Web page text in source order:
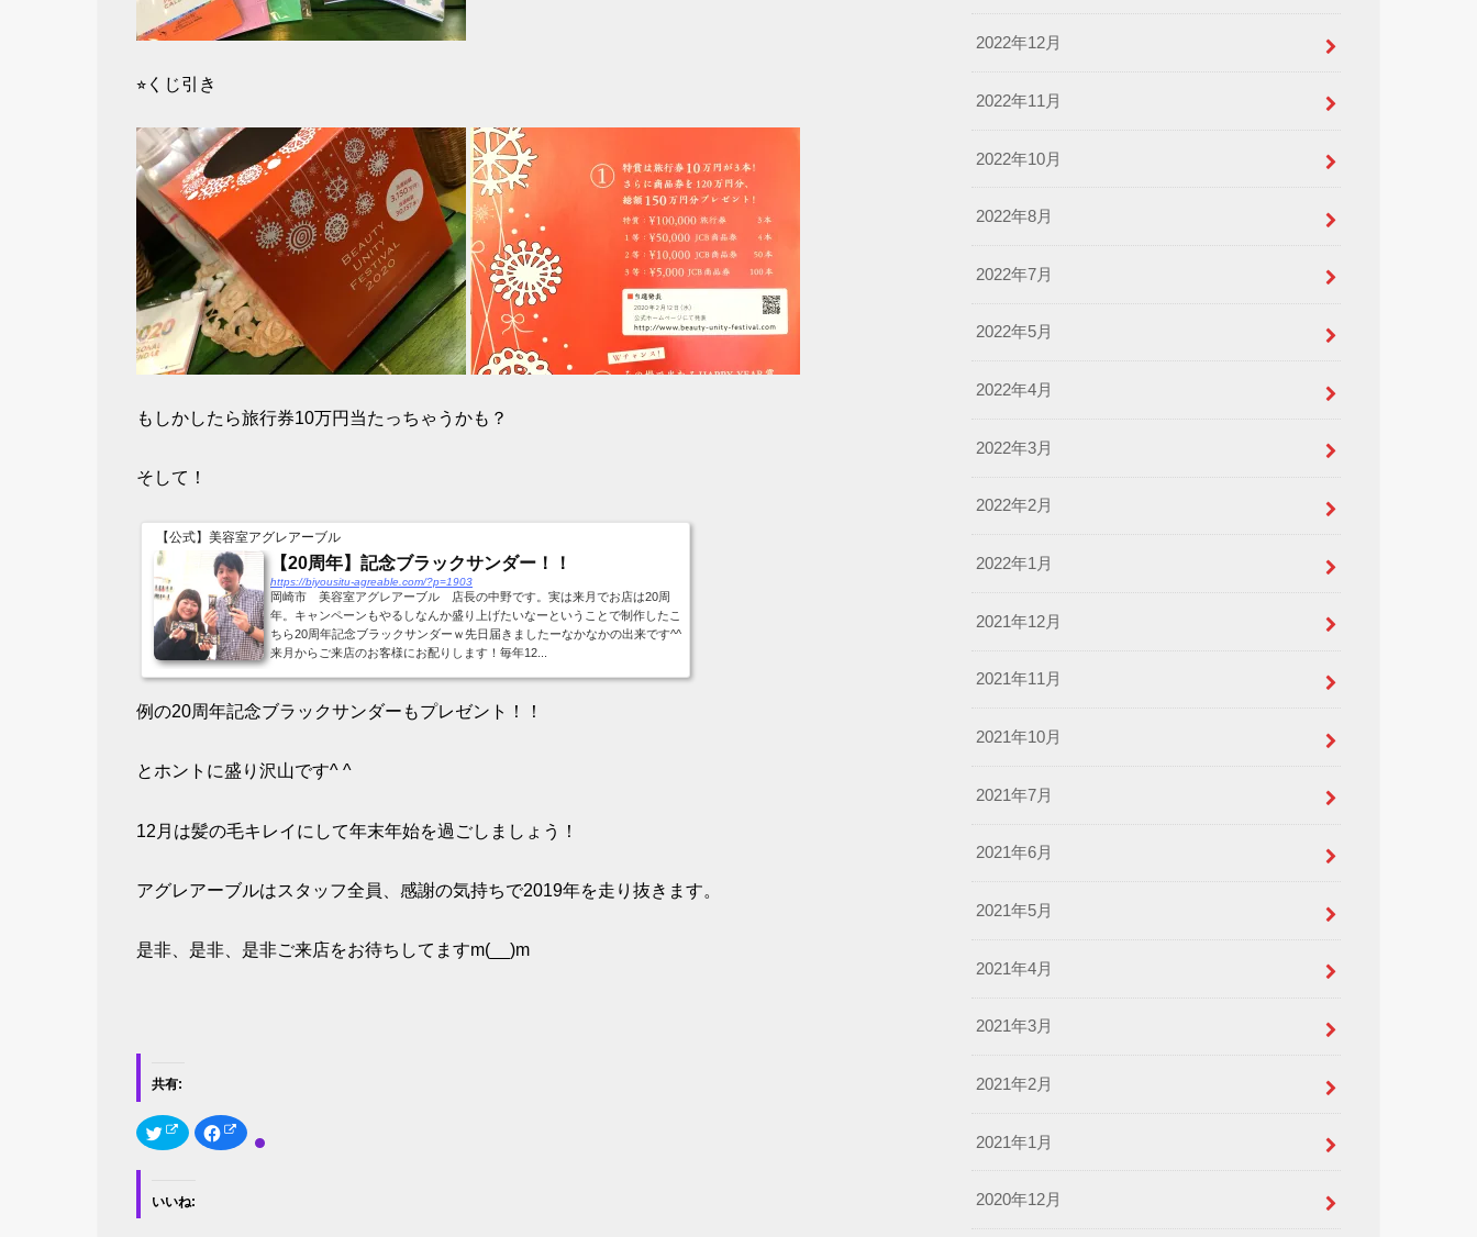
⭐︎くじ引き
もしかしたら旅行券10万円当たっちゃうかも？
そして！
【公式】美容室アグレアーブル
【20周年】記念ブラックサンダー！！
https://biyousitu-agreable.com/?p=1903
岡崎市 美容室アグレアーブル 店長の中野です。実は来月でお店は20周
年。キャンペーンもやるしなんか盛り上げたいなーということで制作したこ
ちら20周年記念ブラックサンダーｗ先日届きましたーなかなかの出来です^^
来月からご来店のお客様にお配りします！毎年12...
例の20周年記念ブラックサンダーもプレゼント！！
とホントに盛り沢山です^ ^
12月は髪の毛キレイにして年末年始を過ごしましょう！
アグレアーブルはスタッフ全員、感謝の気持ちで2019年を走り抜きます。
是非、是非、是非ご来店をお待ちしてますm(__)m
共有:
ク
ッ
て
T
F
c
いいね:
2022年12月
2022年11月
2022年10月
2022年8月
2022年7月
2022年5月
2022年4月
2022年3月
2022年2月
2022年1月
2021年12月
2021年11月
2021年10月
2021年7月
2021年6月
2021年5月
2021年4月
2021年3月
2021年2月
2021年1月
2020年12月